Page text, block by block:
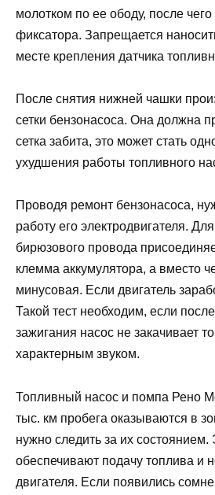
молотком по ее ободу, после
фиксатора. Запрещается
месте крепления датчика
После снятия нижней чашки
сетки бензонасоса. Она должна
сетка забита, это может стать
ухудшения работы топливного
Проводя ремонт бензонасоса,
работу его электродвигателя.
бирюзового провода
клемма аккумулятора, а вместо
минусовая. Если двигатель
Такой тест необходим, если
зажигания насос не закачивает
характерным звуком.
Топливный насос и помпа Рено
тыс. км пробега оказываются в
нужно следить за их состоянием.
обеспечивают подачу топлива и
двигателя. Если появились